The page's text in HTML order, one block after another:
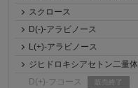
スクロース
D(-)-アラビノース
L(+)-アラビノース
ジヒドロキシアセトン二量体
D(+)-フコース
販売終了